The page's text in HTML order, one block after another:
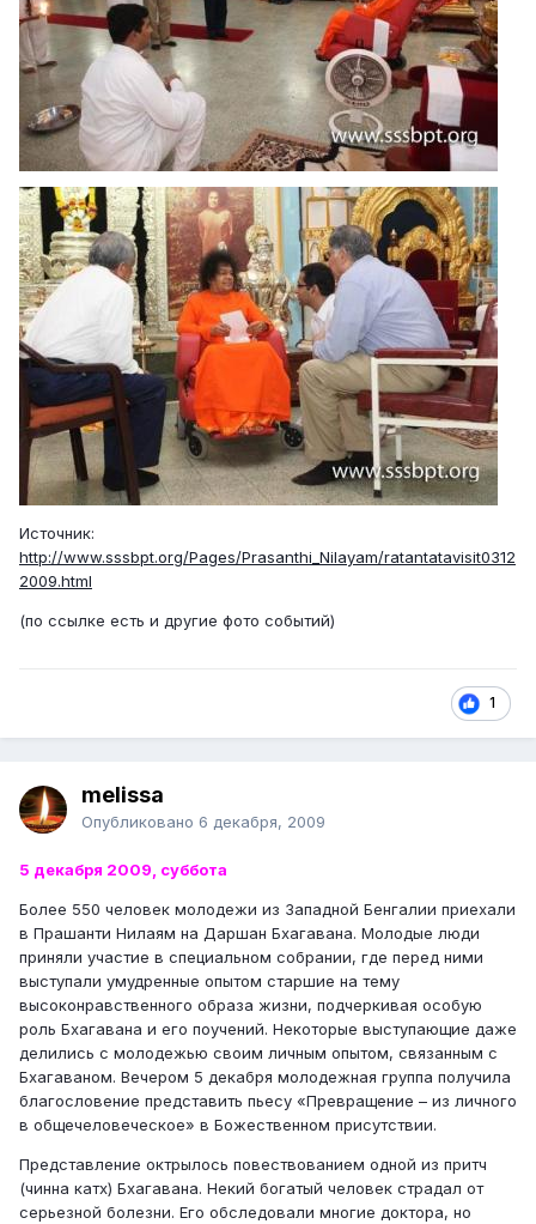
Источник:
http://www.sssbpt.org/Pages/Prasanthi_Nilayam/ratantatavisit0312
2009.html
(по ссылке есть и другие фото событий)
1
melissa
Опубликовано 6 декабря, 2009
5 декабря 2009, суббота
Более 550 человек молодежи из Западной Бенгалии приехали
в Прашанти Нилаям на Даршан Бхагавана. Молодые люди
приняли участие в специальном собрании, где перед ними
выступали умудренные опытом старшие на тему
высоконравственного образа жизни, подчеркивая особую
роль Бхагавана и его поучений. Некоторые выступающие даже
делились с молодежью своим личным опытом, связанным с
Бхагаваном. Вечером 5 декабря молодежная группа получила
благословение представить пьесу «Превращение – из личного
в общечеловеческое» в Божественном присутствии.
Представление октрылось повествованием одной из притч
(чинна катх) Бхагавана. Некий богатый человек страдал от
серьезной болезни. Его обследовали многие доктора, но